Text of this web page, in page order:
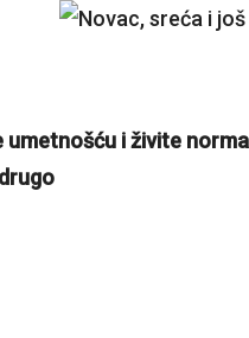
umetnošću i živite